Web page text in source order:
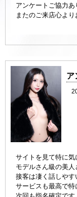
アンケートご協力あ
またのご来店心より
ア
サイトを見て特に気
モデルさん級の美人
接客は凄く話しやす
サービスも最高で特